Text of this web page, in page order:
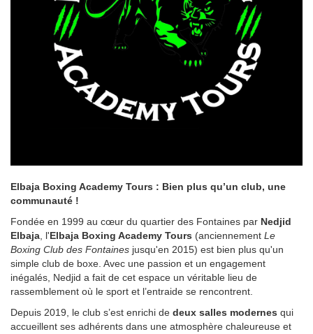
Elbaja Boxing Academy Tours : Bien plus qu’un club, une
communauté !
Fondée en 1999 au cœur du quartier des Fontaines par Nedjid
Elbaja , l'Elbaja Boxing Academy Tours (anciennement Le
Boxing Club des Fontaines jusqu'en 2015) est bien plus qu'un
simple club de boxe. Avec une passion et un engagement
inégalés, Nedjid a fait de cet espace un véritable lieu de
rassemblement où le sport et l’entraide se rencontrent.
Depuis 2019, le club s’est enrichi de deux salles modernes qui
accueillent ses adhérents dans une atmosphère chaleureuse et